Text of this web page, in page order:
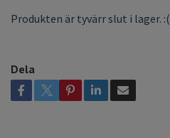
Produkten är tyvärr slut i lager. :(
Dela